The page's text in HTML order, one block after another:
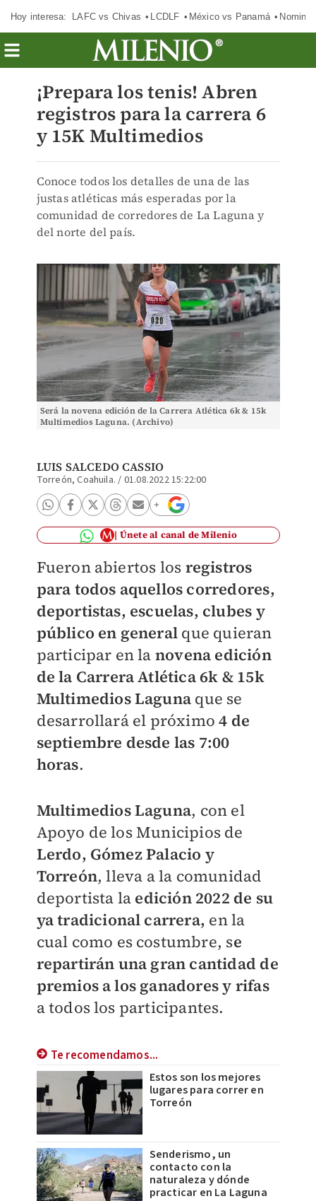
Hoy interesa: LAFC vs Chivas LCDLF México vs Panamá
¡Prepara los tenis! Abren
registros para la carrera 6
y 15K Multimedios
Conoce todos los detalles de una de las
justas atléticas más esperadas por la
comunidad de corredores de La Laguna y
del norte del país.
Será la novena edición de la Carrera Atlética 6k & 15k
Multimedios Laguna. (Archivo)
LUIS SALCEDO CASSIO
Torreón, Coahuila. / 01.08.2022 15:22:00
Únete al canal de Milenio
Fueron abiertos los registros
para todos aquellos corredores,
deportistas, escuelas, clubes y
público en general que quieran
participar en la novena edición
de la Carrera Atlética 6k & 15k
Multimedios Laguna que se
desarrollará el próximo4 de
septiembre desde las 7:00
horas.
Multimedios Laguna, con el
Apoyo de los Municipios de
Lerdo, Gómez Palacio y
Torreón, lleva a la comunidad
deportista la edición 2022 de su
ya tradicional carrera, en la
cual como es costumbre, se
repartirán una gran cantidad de
premios a los ganadores y rifas
a todos los participantes.
Te recomendamos...
Estos son los mejores
lugares para correr en
Torreón
Senderismo, un
contacto con la
naturaleza y dónde
practicar en La Laguna